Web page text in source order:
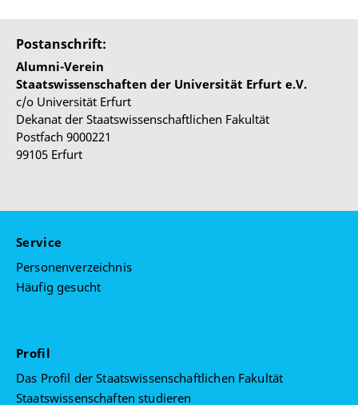
Postanschrift:
Alumni-Verein
Staatswissenschaften der Universität Erfurt e.V.
c/o Universität Erfurt
Dekanat der Staatswissenschaftlichen Fakultät
Postfach 9000221
99105 Erfurt
Service
Personenverzeichnis
Häufig gesucht
Profil
Das Profil der Staatswissenschaftlichen Fakultät
Staatswissenschaften studieren